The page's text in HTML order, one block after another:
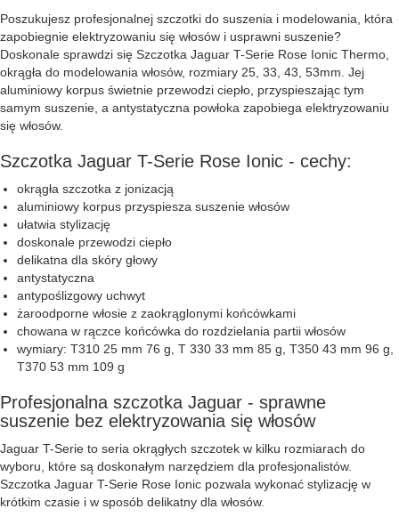
Poszukujesz profesjonalnej szczotki do suszenia i modelowania, która
zapobiegnie elektryzowaniu się włosów i usprawni suszenie?
Doskonale sprawdzi się Szczotka Jaguar T-Serie Rose Ionic Thermo,
okrągła do modelowania włosów, rozmiary 25, 33, 43, 53mm. Jej
aluminiowy korpus świetnie przewodzi ciepło, przyspieszając tym
samym suszenie, a antystatyczna powłoka zapobiega elektryzowaniu
się włosów.
Szczotka Jaguar T-Serie Rose Ionic - cechy:
okrągła szczotka z jonizacją
aluminiowy korpus przyspiesza suszenie włosów
ułatwia stylizację
doskonale przewodzi ciepło
delikatna dla skóry głowy
antystatyczna
antypoślizgowy uchwyt
żaroodporne włosie z zaokrąglonymi końcówkami
chowana w rączce końcówka do rozdzielania partii włosów
wymiary: T310 25 mm 76 g, T 330 33 mm 85 g, T350 43 mm 96 g,
T370 53 mm 109 g
Profesjonalna szczotka Jaguar - sprawne
suszenie bez elektryzowania się włosów
Jaguar T-Serie to seria okrągłych szczotek w kilku rozmiarach do
wyboru, które są doskonałym narzędziem dla profesjonalistów.
Szczotka Jaguar T-Serie Rose Ionic pozwala wykonać stylizację w
krótkim czasie i w sposób delikatny dla włosów.